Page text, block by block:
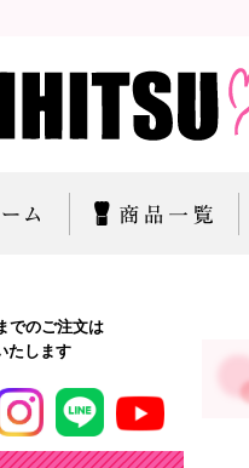
でのご注文は
たします